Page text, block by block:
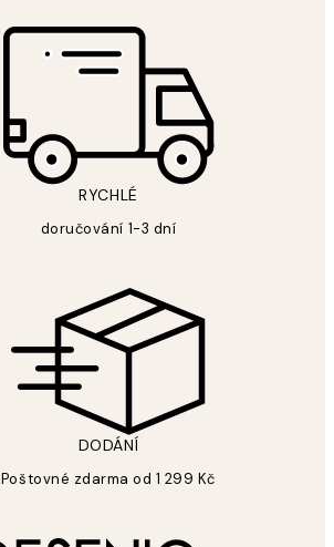
RYCHLÉ
doručování 1-3 dní
DODÁNÍ
Poštovné zdarma od 1 299 Kč